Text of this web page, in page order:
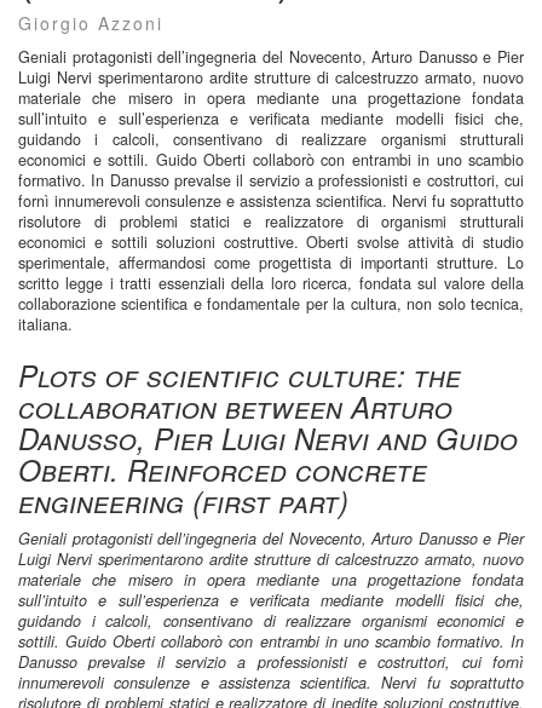
Giorgio Azzoni
Geniali protagonisti dell’ingegneria del Novecento, Arturo Danusso e Pier
Luigi Nervi sperimentarono ardite strutture di calcestruzzo armato, nuovo
materiale che misero in opera mediante una progettazione fondata
sull’intuito e sull’esperienza e verificata mediante modelli fisici che,
guidando i calcoli, consentivano di realizzare organismi strutturali
economici e sottili. Guido Oberti collaborò con entrambi in uno scambio
formativo. In Danusso prevalse il servizio a professionisti e costruttori, cui
fornì innumerevoli consulenze e assistenza scientifica. Nervi fu soprattutto
risolutore di problemi statici e realizzatore di organismi strutturali
economici e sottili soluzioni costruttive. Oberti svolse attività di studio
sperimentale, affermandosi come progettista di importanti strutture. Lo
scritto legge i tratti essenziali della loro ricerca, fondata sul valore della
collaborazione scientifica e fondamentale per la cultura, non solo tecnica,
italiana.
Plots of scientific culture: the
collaboration between Arturo
Danusso, Pier Luigi Nervi and Guido
Oberti. Reinforced concrete
engineering (first part)
Geniali protagonisti dell’ingegneria del Novecento, Arturo Danusso e Pier
Luigi Nervi sperimentarono ardite strutture di calcestruzzo armato, nuovo
materiale che misero in opera mediante una progettazione fondata
sull’intuito e sull’esperienza e verificata mediante modelli fisici che,
guidando i calcoli, consentivano di realizzare organismi economici e
sottili. Guido Oberti collaborò con entrambi in uno scambio formativo. In
Danusso prevalse il servizio a professionisti e costruttori, cui fornì
innumerevoli consulenze e assistenza scientifica. Nervi fu soprattutto
risolutore di problemi statici e realizzatore di inedite soluzioni costruttive.